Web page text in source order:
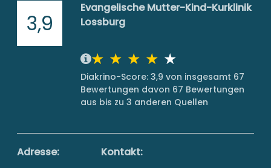
3,9
Evangelische Mutter-Kind-Kurklinik
Lossburg
Diakrino-Score: 3,9 von insgesamt 67
Bewertungen davon 67 Bewertungen
aus bis zu 3 anderen Quellen
Adresse: Kontakt: